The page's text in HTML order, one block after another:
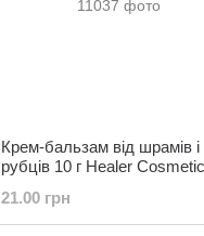
Крем-бальзам від шрамів і
рубців 10 г Healer
21.00 грн